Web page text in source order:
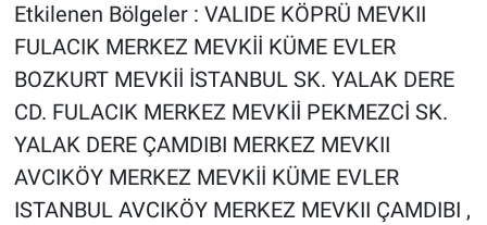
Etkilenen Bölgeler : VALIDE KÖPRÜ MEVKII
FULACIK MERKEZ MEVKİİ KÜME EVLER
BOZKURT MEVKİİ İSTANBUL SK. YALAK DERE
CD. FULACIK MERKEZ MEVKİİ PEKMEZCİ SK.
YALAK DERE ÇAMDIBI MERKEZ MEVKII
AVCIKÖY MERKEZ MEVKİİ KÜME EVLER
ISTANBUL AVCIKÖY MERKEZ MEVKII ÇAMDIBI ,